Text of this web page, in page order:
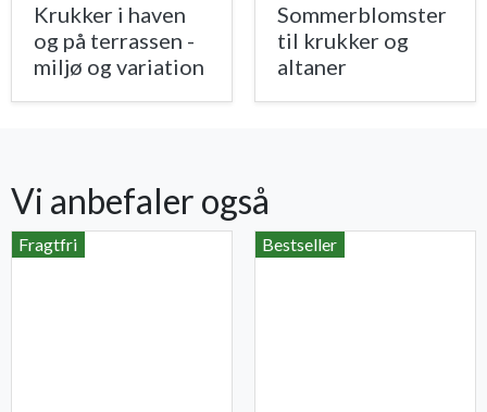
Krukker i haven
og på terrassen -
miljø og variation
Sommerblomster
til krukker og
altaner
Vi anbefaler også
Fragtfri Bestseller